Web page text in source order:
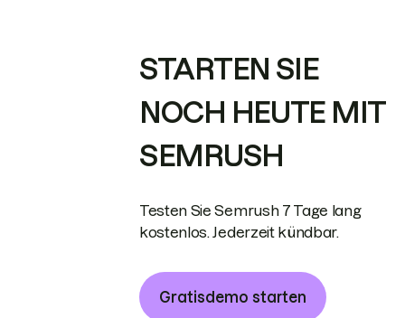
STARTEN SIE
NOCH HEUTE MIT
SEMRUSH
Testen Sie Semrush 7 Tage lang
kostenlos. Jederzeit kündbar.
Gratisdemo starten